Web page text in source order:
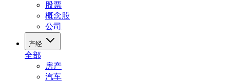
股票
概念股
公司
产经
全部
房产
汽车